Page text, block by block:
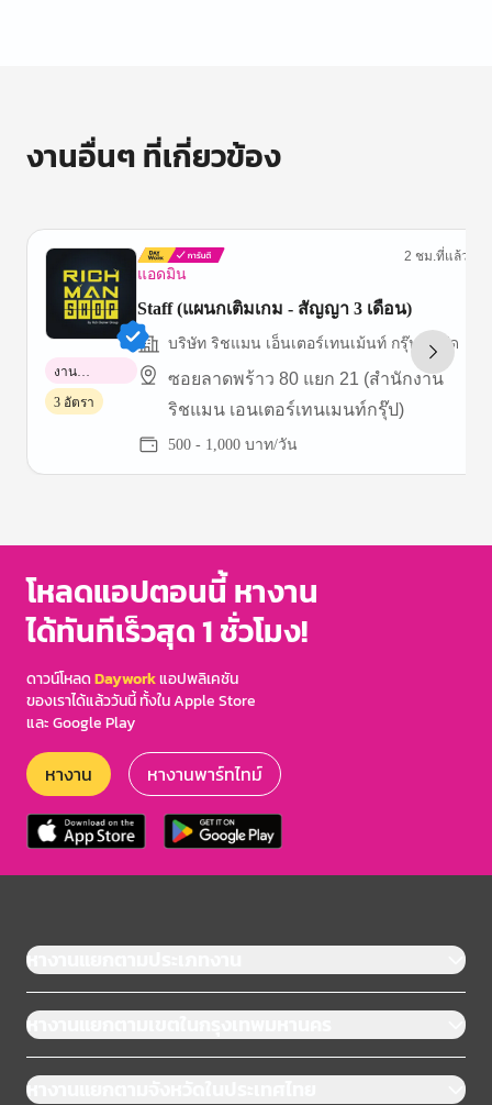
งานอื่นๆ ที่เกี่ยวข้อง
แอดมิน
2 ชม.ที่แล้ว
Staff (แผนกเติมเกม - สัญญา 3 เดือน)
บริษัท ริชแมน เอ็นเตอร์เทนเม้นท์ กรุ๊ป จำกัด
ซอยลาดพร้าว 80 แยก 21 (สำนักงาน
ริชแมน เอนเตอร์เทนเมนท์กรุ๊ป)
500 - 1,000 บาท/วัน
งาน
พาร์ทไทม์
3 อัตรา
of
โหลดแอปตอนนี้ หางาน
ได้ทันทีเร็วสุด 1 ชั่วโมง!
ดาวน์โหลดDayworkแอปพลิเคชัน
ของเราได้แล้ววันนี้ ทั้งใน Apple Store
และ Google Play
หางาน หางานพาร์ทไทม์
หางานแยกตามประเภทงาน
หางานแยกตามเขตในกรุงเทพมหานคร
หางานแยกตามจังหวัดในประเทศไทย